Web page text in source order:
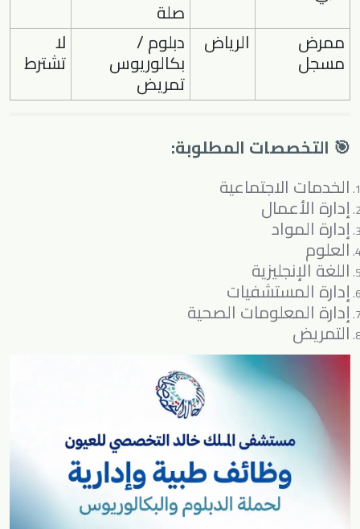
صلة
ممرض
مسجل
الرياض دبلوم /
بكالوريوس
تمريض
لا
تشترط
🎯 التخصصات المطلوبة:
الخدمات الاجتماعية
إدارة الأعمال
إدارة المواد
العلوم
اللغة الإنجليزية
إدارة المستشفيات
إدارة المعلومات الصحية
التمريض